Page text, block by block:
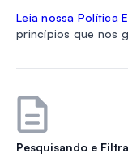
Leia nossa Política
princípios que nos
Pesquisando e